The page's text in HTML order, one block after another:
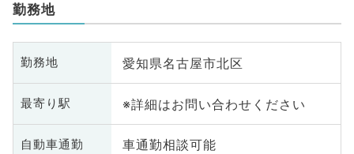
勤務地
勤務地 愛知県名古屋市北区
最寄り駅 ※詳細はお問い合わせください
自動車通勤 車通勤相談可能